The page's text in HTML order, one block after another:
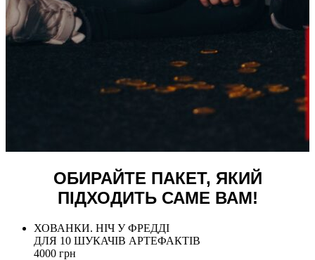
ОБИРАЙТЕ ПАКЕТ, ЯКИЙ
ПІДХОДИТЬ САМЕ ВАМ!
ХОВАНКИ. НІЧ У ФРЕДДІ
ДЛЯ 10 ШУКАЧІВ АРТЕФАКТІВ
4000 грн